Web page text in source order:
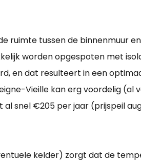
ruimte tussen de binnenmuur
worden opgespoten met
en dat resulteert in een
Vieille kan erg voordelig
snel €205 per jaar (prijspeil
kelder) zorgt dat de